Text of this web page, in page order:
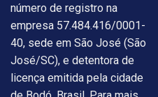
número de registro na
empresa 57.484.416/0001-
40, sede em São José (São
José/SC), e detentora de
licença emitida pela cidade